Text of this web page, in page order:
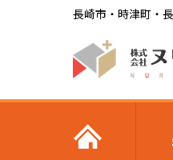
長崎市・時津町・